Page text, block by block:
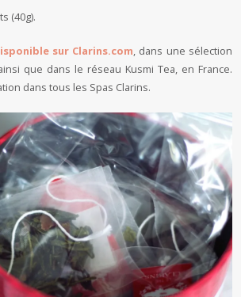
(40g).
sur Clarins.com, dans une sélection
que dans le réseau Kusmi Tea, en France.
dans tous les Spas Clarins.